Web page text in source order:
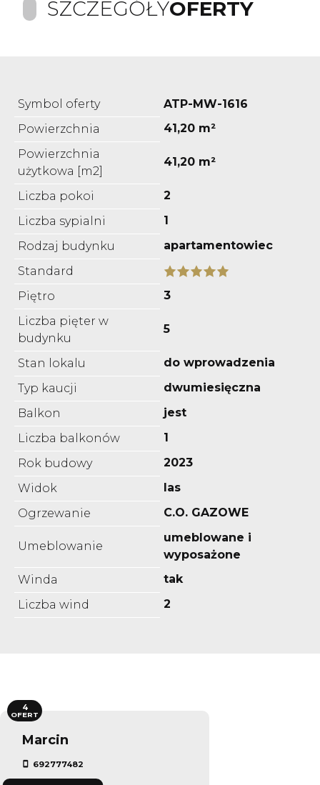
SZCZEGÓŁYOFERTY
Symbol oferty
ATP-MW-1616
Powierzchnia
41,20 m²
Powierzchnia
użytkowa [m2]
41,20 m²
Liczba pokoi
2
Liczba sypialni
1
Rodzaj budynku
apartamentowiec
Standard
Piętro
3
Liczba pięter w
budynku
5
Stan lokalu
do wprowadzenia
Typ kaucji
dwumiesięczna
Balkon
jest
Liczba balkonów
1
Rok budowy
2023
Widok
las
Ogrzewanie
C.O. GAZOWE
Umeblowanie
umeblowane i
wyposażone
Winda
tak
Liczba wind
2
Marcin
692777482
4
OFERT